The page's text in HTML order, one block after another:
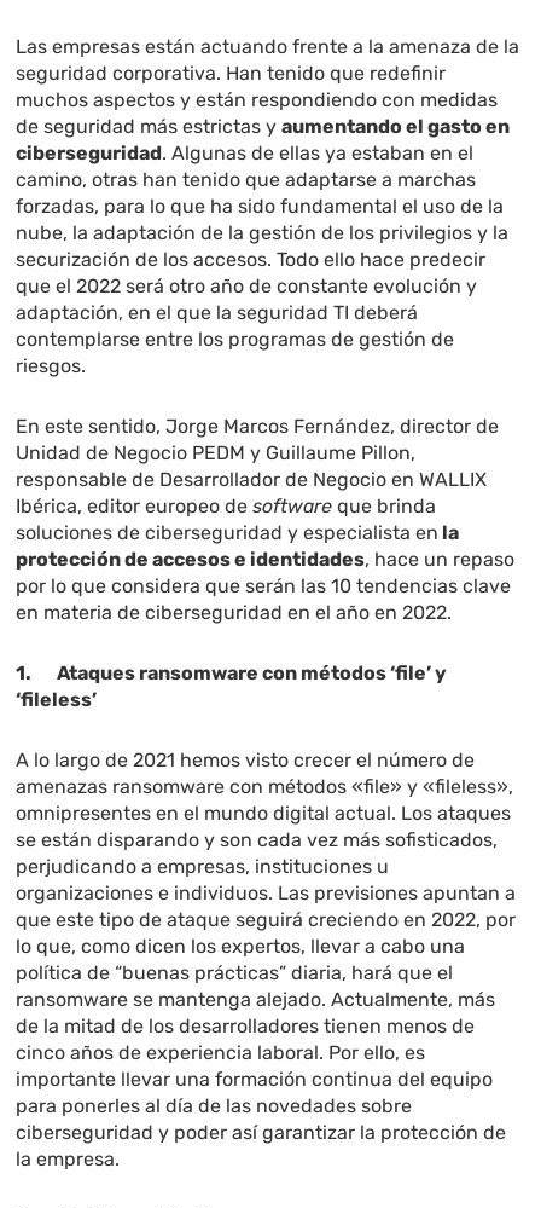
Las empresas están actuando frente a la amenaza de la
seguridad corporativa. Han tenido que redefinir
muchos aspectos y están respondiendo con medidas
de seguridad más estrictas yaumentando el gasto en
ciberseguridad. Algunas de ellas ya estaban en el
camino, otras han tenido que adaptarse a marchas
forzadas, para lo que ha sido fundamental el uso de la
nube, la adaptación de la gestión de los privilegios y la
securización de los accesos. Todo ello hace predecir
que el 2022 será otro año de constante evolución y
adaptación, en el que la seguridad TI deberá
contemplarse entre los programas de gestión de
riesgos.
En este sentido, Jorge Marcos Fernández, director de
Unidad de Negocio PEDM y Guillaume Pillon,
responsable de Desarrollador de Negocio en WALLIX
Ibérica, editor europeo desoftware que brinda
soluciones de ciberseguridad y especialista en la
protección de accesos e identidades, hace un repaso
por lo que considera que serán las 10 tendencias clave
en materia de ciberseguridad en el año en 2022.
1. Ataques ransomware con métodos ‘file’ y
‘fileless’
A lo largo de 2021 hemos visto crecer el número de
amenazas ransomware con métodos «file» y «fileless»,
omnipresentes en el mundo digital actual. Los ataques
se están disparando y son cada vez más sofisticados,
perjudicando a empresas, instituciones u
organizaciones e individuos. Las previsiones apuntan a
que este tipo de ataque seguirá creciendo en 2022, por
lo que, como dicen los expertos, llevar a cabo una
política de “buenas prácticas” diaria, hará que el
ransomware se mantenga alejado. Actualmente, más
de la mitad de los desarrolladores tienen menos de
cinco años de experiencia laboral. Por ello, es
importante llevar una formación continua del equipo
para ponerles al día de las novedades sobre
ciberseguridad y poder así garantizar la protección de
la empresa.